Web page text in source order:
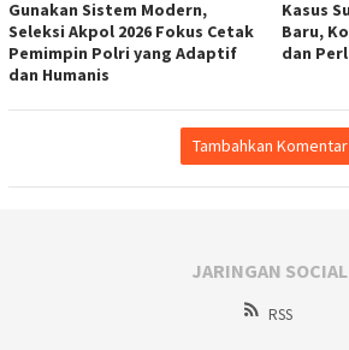
Gunakan Sistem Modern,
Seleksi Akpol 2026 Fokus Cetak
Pemimpin Polri yang Adaptif
dan Humanis
Kasus
Baru,
dan
Tambahkan Komentar
JARINGAN SOCIAL
RSS